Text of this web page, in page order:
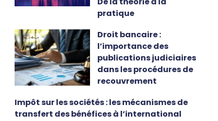
pratique
Droit bancaire :
l’importance des
publications judiciaires
dans les procédures de
recouvrement
Impôt sur les sociétés : les mécanismes de
transfert des bénéfices à l’international